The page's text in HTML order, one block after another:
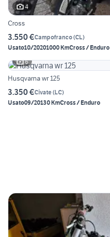
4
Cross
3.550 €Campofranco(CL)
Usato10/20201000 KmCross / Enduro
6
Husqvarna wr 125
3.350 €Civate(LC)
Usato09/20130 KmCross / Enduro